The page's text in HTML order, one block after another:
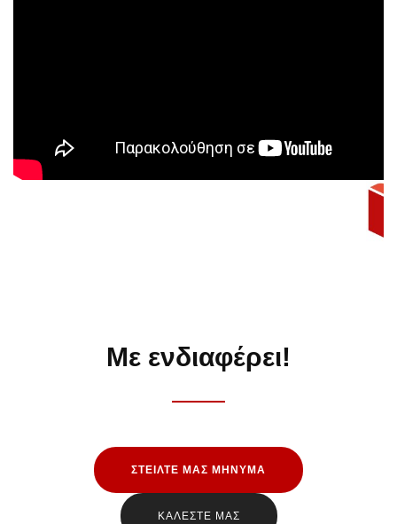
Με ενδιαφέρει!
ΣΤΕΙΛΤΕ ΜΑΣ ΜΗΝΥΜΑ
ΚΑΛΕΣΤΕ ΜΑΣ